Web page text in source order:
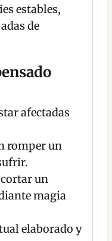
estables,
de
afectadas
romper un
cortar un
magia
elaborado y